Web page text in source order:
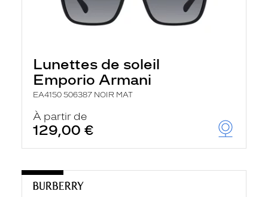
Lunettes de soleil
Emporio Armani
EA4150 506387 NOIR MAT
À partir de
129,00 €